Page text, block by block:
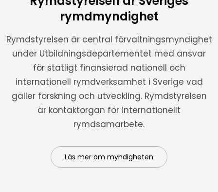
rymdmyndighet
Rymdstyrelsen är central förvaltningsmyndighet
under Utbildningsdepartementet med ansvar
för statligt finansierad nationell och
internationell rymdverksamhet i Sverige vad
gäller forskning och utveckling. Rymdstyrelsen
är kontaktorgan för internationellt
rymdsamarbete.
Läs mer om myndigheten